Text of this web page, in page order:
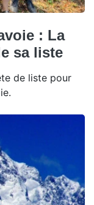
: La
sa liste
de liste pour